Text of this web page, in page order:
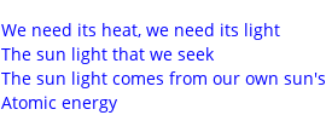
We need its heat, we need its light
The sun light that we seek
The sun light comes from our own sun's
Atomic energy